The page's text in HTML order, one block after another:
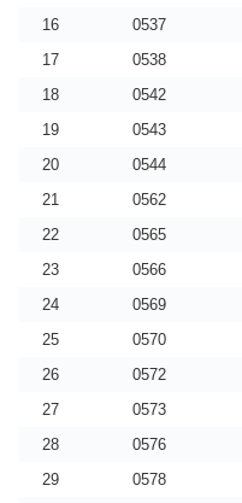
16
0537
17
0538
18
0542
19
0543
20
0544
21
0562
22
0565
23
0566
24
0569
25
0570
26
0572
27
0573
28
0576
29
0578